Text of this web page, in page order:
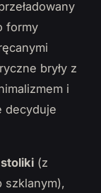
formy
bryły z
i
decyduje
stoliki (z
szklanym),